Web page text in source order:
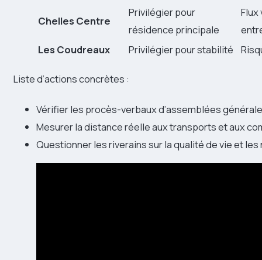
Chelles Centre
Privilégier pour
résidence principale
Flux
Les Coudreaux
Privilégier pour stabilité
Liste d’actions concrètes :
Vérifier les procès-verbaux d’assemblées
Mesurer la distance réelle aux transports et aux
Questionner les riverains sur la qualité de vie et